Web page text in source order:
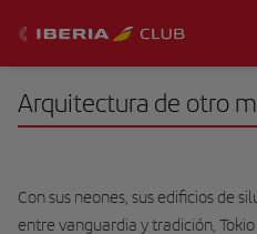
Arquitectura de otro
Con sus neones, sus edificios de
entre vanguardia y tradición,